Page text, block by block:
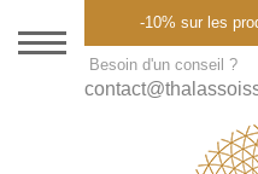
DESTINATION
THALASSO SPA
CURES ET FORFAITS
-10% sur les
Besoin d'un conseil ?